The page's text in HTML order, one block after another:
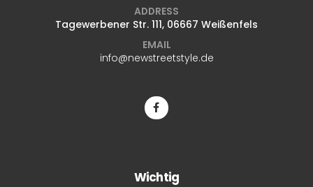
ADDRESS
Tagewerbener Str. 111, 06667 Weißenfels
EMAIL
info@newstreetstyle.de
Wichtig